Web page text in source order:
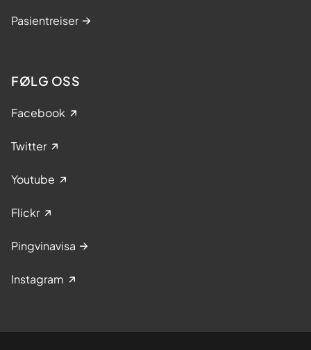
Pasientreiser
FØLG OSS
Facebook
Twitter
Youtube
Flickr
Pingvinavisa
Instagram